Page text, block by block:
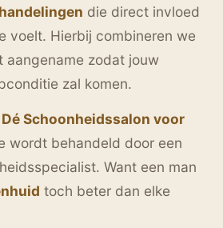
die direct invloed
voelt. Hierbij combineren we
aangename zodat jouw
zal komen.
Dé Schoonheidssalon voor
wordt behandeld door een
Want een man
toch beter dan elke